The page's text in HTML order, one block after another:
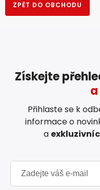
ZPĚT DO OBCHODU
Získejte
Přihlaste se k
informace o
a